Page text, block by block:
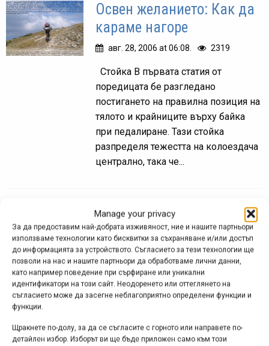
Manage your privacy
За да предоставим най-добрата изживяност, ние и нашите партньори
използваме технологии като бисквитки за съхраняване и/или достъп
до информацията за устройството. Съгласието за тези технологии ще
позволи на нас и нашите партньори да обработваме лични данни,
като например поведение при сърфиране или уникални
идентификатори на този сайт. Неодоренето или оттеглянето на
съгласието може да засегне неблагоприятно определени функции и
функции.
Щракнете по-долу, за да се съгласите с горното или направете по-
детайлен избор. Изборът ви ще бъде приложен само към този
Освен желанието: Как да
караме нагоре
авг. 28, 2006 at 06:08. 2319
Стойка В първата статия от
поредицата бе разгледано
постигането на правилна позиция на
тялото и крайниците върху байка
при педалиране. Тази стойка
разпределя тежестта на колоездача
централно, така че...
Освен желанието: Как да
завиваме
юни 28, 2006 at 05:44. 1195
Освен желанието: Как да